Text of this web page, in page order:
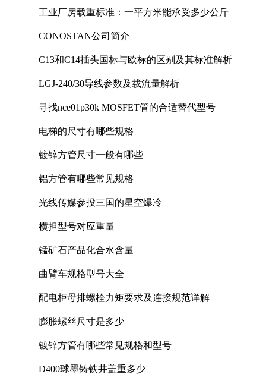
工业厂房载重标准：一平方米能承受多少公斤
CONOSTAN公司简介
C13和C14插头国标与欧标的区别及其标准解析
LGJ-240/30导线参数及载流量解析
寻找nce01p30k MOSFET管的合适替代型号
电梯的尺寸有哪些规格
镀锌方管尺寸一般有哪些
铝方管有哪些常见规格
光线传媒参投三国的星空爆冷
横担型号对应重量
锰矿石产品化合水含量
曲臂车规格型号大全
配电柜母排螺栓力矩要求及连接规范详解
膨胀螺丝尺寸是多少
镀锌方管有哪些常见规格和型号
D400球墨铸铁井盖重多少